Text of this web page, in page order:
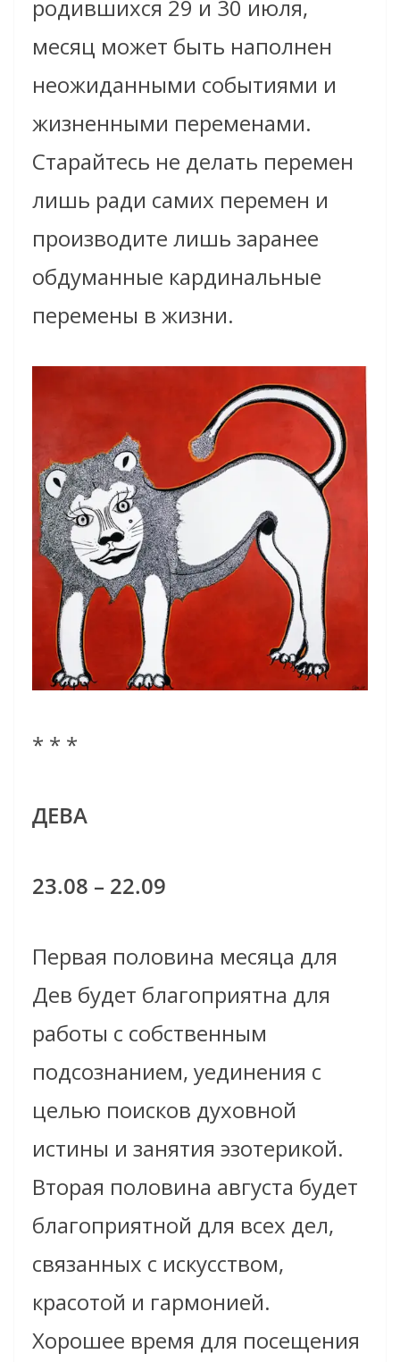
родившихся 29 и 30 июля,
месяц может быть наполнен
неожиданными событиями и
жизненными переменами.
Старайтесь не делать перемен
лишь ради самих перемен и
производите лишь заранее
обдуманные кардинальные
перемены в жизни.
* * *
ДЕВА
23.08 – 22.09
Первая половина месяца для
Дев будет благоприятна для
работы с собственным
подсознанием, уединения с
целью поисков духовной
истины и занятия эзотерикой.
Вторая половина августа будет
благоприятной для всех дел,
связанных с искусством,
красотой и гармонией.
Хорошее время для посещения